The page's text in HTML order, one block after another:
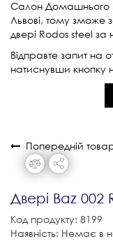
Салон Домашнього
Львові, тому зможе
двері Rodos steel за
Відправте запит на
натиснувши кнопку
Попередній
Двері Baz 002
Код продукту: 8199
Наявність: Немає в